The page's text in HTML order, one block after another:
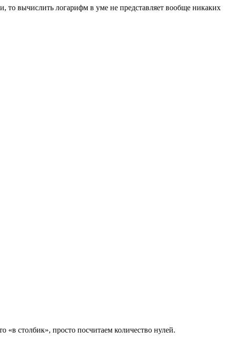
то вычислить логарифм в уме не представляет вообще никаких
столбик», просто посчитаем количество нулей.